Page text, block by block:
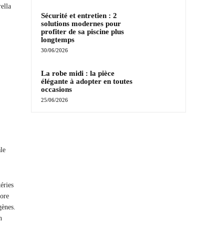
Sécurité et entretien : 2
solutions modernes pour
profiter de sa piscine plus
longtemps
30/06/2026
La robe midi : la pièce
élégante à adopter en toutes
occasions
25/06/2026